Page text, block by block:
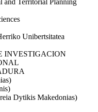
Unibertsitatea
INVESTIGACION
Dytikis Makedonias)